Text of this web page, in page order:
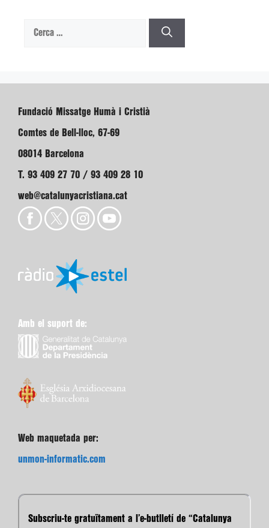
Cerca:
Fundació Missatge Humà i Cristià
Comtes de Bell-lloc, 67-69
08014 Barcelona
T. 93 409 27 70 / 93 409 28 10
web@catalunyacristiana.cat
Amb el suport de:
Web maquetada per:
unmon-informatic.com
Subscriu-te gratuïtament a l’e-butlletí de “Catalunya